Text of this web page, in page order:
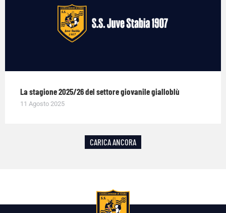
La stagione 2025/26 del settore giovanile gialloblù
11 Agosto 2025
CARICA ANCORA